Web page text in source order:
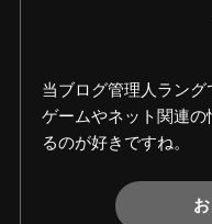
当ブログ管理人ラング
ゲームやネット関連
るのが好きですね。